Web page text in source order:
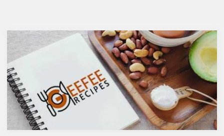
やウォッカ等の蒸留酒は、度数
も高いため健康に悪そうなイ
メージで、ワインや日本酒など
は何となくナチュラルな感じで
アルコール度数も低いのでそう
悪くもなさそうなイメージです
が、実際のところどうなので
しょうか？今回は、大きく分け
て2種類あるお酒の製造方法
（醸造酒と蒸留酒）の違いに
よって健康に対してどのような
まれるケルセチンが、血中コレ
ステロールを値を抑え心臓病の
リスクを軽減するということを
お伝えしましたが、ケルセチン
には抗菌抗ウィルス作用があり
ウイルスとの闘いを促進する可
能性があると言われています。
また、免疫力の維持に重要な働
きを持つ亜鉛との相乗効果もあ
ると考えられています。今回
は、このケルセチンの健康効果